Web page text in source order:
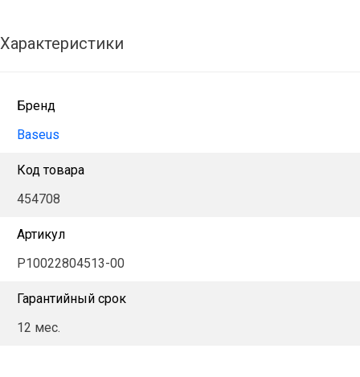
Характеристики
Бренд
Baseus
Код товара
454708
Артикул
P10022804513-00
Гарантийный срок
12 мес.